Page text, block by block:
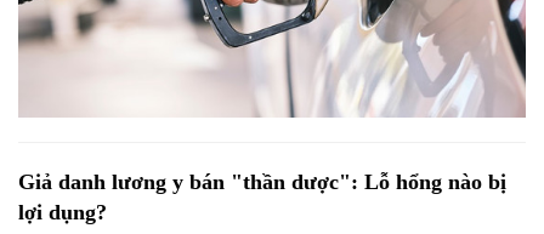
Giả danh lương y bán "thần dược": Lỗ hổng nào bị
lợi dụng?